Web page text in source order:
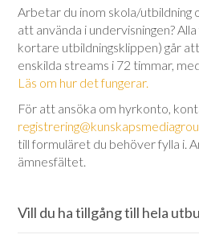
Arbetar du inom skola/utbildning
att använda i undervisningen?
kortare utbildningsklippen) går
enskilda streams i 72 timmar,
Läs om hur det fungerar.
För att ansöka om hyrkonto,
till formuläret du behöver fylla i.
ämnesfältet.
Vill du ha tillgång till hela